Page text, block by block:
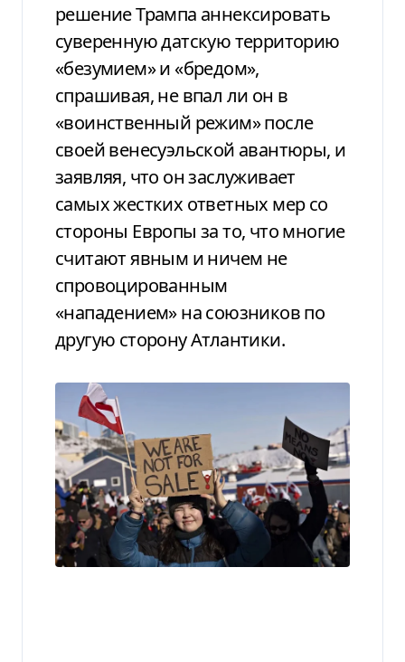
решение Трампа аннексировать
суверенную датскую территорию
«безумием» и «бредом»,
спрашивая, не впал ли он в
«воинственный режим» после
своей венесуэльской авантюры, и
заявляя, что он заслуживает
самых жестких ответных мер со
стороны Европы за то, что многие
считают явным и ничем не
спровоцированным
«нападением» на союзников по
другую сторону Атлантики.